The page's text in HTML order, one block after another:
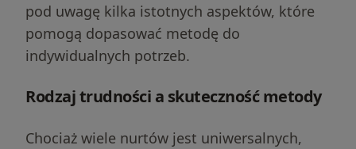
pod uwagę kilka istotnych aspektów, które
pomogą dopasować metodę do
indywidualnych potrzeb.
Rodzaj trudności a skuteczność metody
Chociaż wiele nurtów jest uniwersalnych,